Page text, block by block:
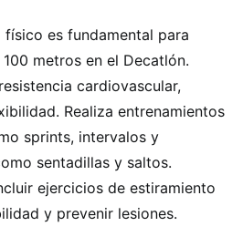
es fundamental para
metros en el Decatlón.
cardiovascular,
Realiza entrenamientos
sprints, intervalos y
sentadillas y saltos.
ejercicios de estiramiento
y prevenir lesiones.